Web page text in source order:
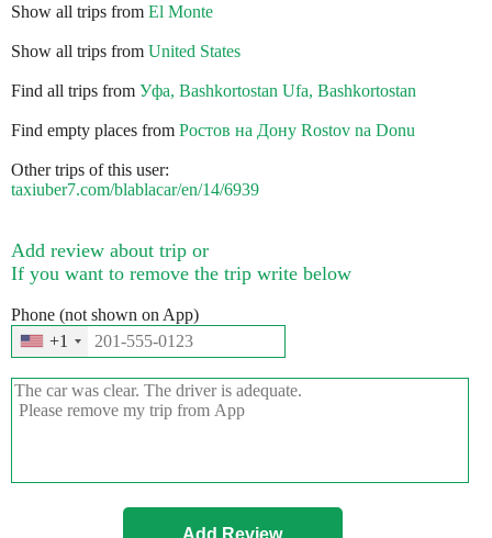
Show all trips from El Monte
Show all trips from United States
Find all trips from Уфа, Bashkortostan Ufa, Bashkortostan
Find empty places from Ростов на Дону Rostov na Donu
Other trips of this user:
taxiuber7.com/blablacar/en/14/6939
Add review about trip or
If you want to remove the trip write below
Phone (not shown on App)
+1